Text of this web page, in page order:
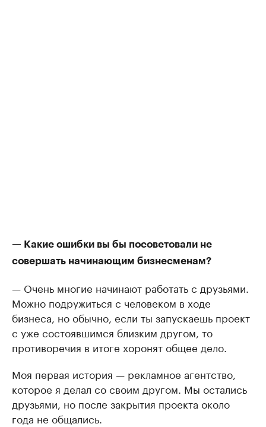
— Какие ошибки вы бы посоветовали не
совершать начинающим бизнесменам?
— Очень многие начинают работать с друзьями.
Можно подружиться с человеком в ходе
бизнеса, но обычно, если ты запускаешь проект
с уже состоявшимся близким другом, то
противоречия в итоге хоронят общее дело.
Моя первая история — рекламное агентство,
которое я делал со своим другом. Мы остались
друзьями, но после закрытия проекта около
года не общались.